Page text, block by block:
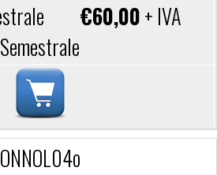
€60,00+ IVA
Semestrale
ONNOL04o